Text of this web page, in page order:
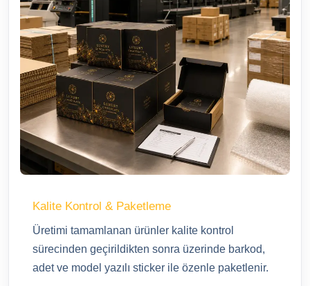
Kalite Kontrol & Paketleme
Üretimi tamamlanan ürünler kalite kontrol
sürecinden geçirildikten sonra üzerinde barkod,
adet ve model yazılı sticker ile özenle paketlenir.